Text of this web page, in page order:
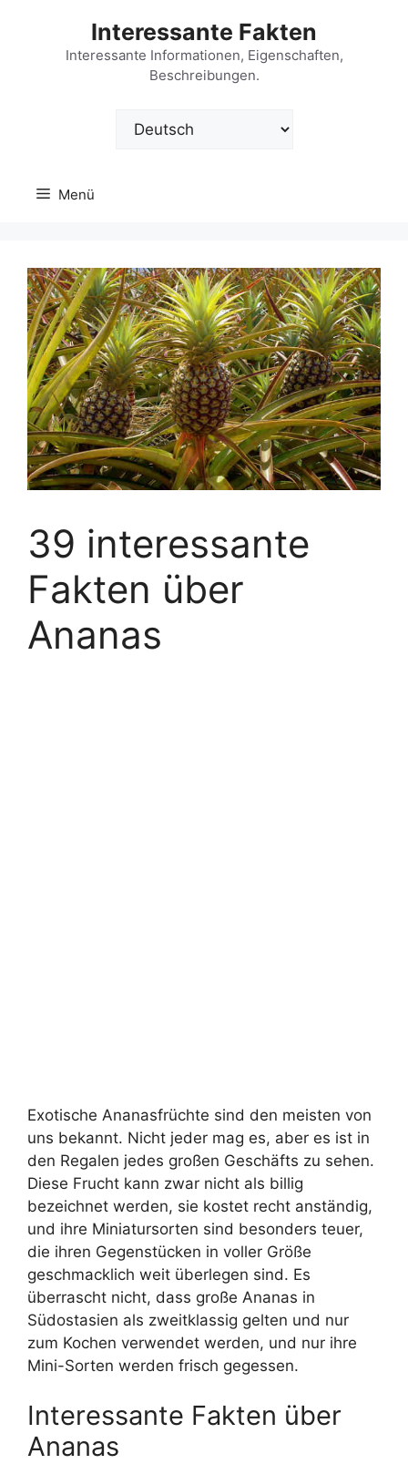
Interessante Fakten
Interessante Informationen, Eigenschaften,
Beschreibungen.
Sprache
auswählen
Menü
39 interessante
Fakten über
Ananas
Exotische Ananasfrüchte sind den meisten von
uns bekannt. Nicht jeder mag es, aber es ist in
den Regalen jedes großen Geschäfts zu sehen.
Diese Frucht kann zwar nicht als billig
bezeichnet werden, sie kostet recht anständig,
und ihre Miniatursorten sind besonders teuer,
die ihren Gegenstücken in voller Größe
geschmacklich weit überlegen sind. Es
überrascht nicht, dass große Ananas in
Südostasien als zweitklassig gelten und nur
zum Kochen verwendet werden, und nur ihre
Mini-Sorten werden frisch gegessen.
Interessante Fakten über
Ananas